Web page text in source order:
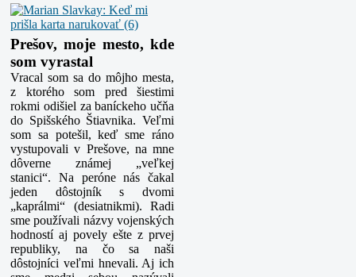
Prešov, moje mesto, kde
som vyrastal
Vracal som sa do môjho mesta,
z ktorého som pred šiestimi
rokmi odišiel za baníckeho učňa
do Spišského Štiavnika. Veľmi
som sa potešil, keď sme ráno
vystupovali v Prešove, na mne
dôverne známej „veľkej
stanici“. Na peróne nás čakal
jeden dôstojník s dvomi
„kaprálmi“ (desiatnikmi). Radi
sme používali názvy vojenských
hodností aj povely ešte z prvej
republiky, na čo sa naši
dôstojníci veľmi hnevali. Aj ich